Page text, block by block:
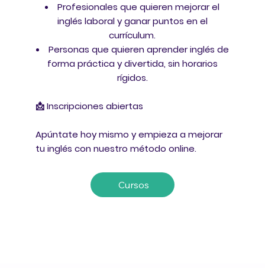
Profesionales que quieren mejorar el
inglés laboral y ganar puntos en el
currículum.
Personas que quieren aprender inglés de
forma práctica y divertida, sin horarios
rígidos.
📩 Inscripciones abiertas
Apúntate hoy mismo y empieza a mejorar
tu inglés con nuestro método online.
Cursos